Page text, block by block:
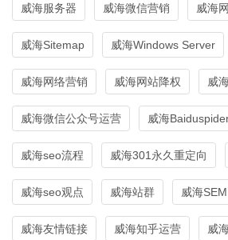
威海服务器 威海微信营销 威海
威海Sitemap 威海Windows Server
威海网络营销 威海网站降权 威
威海微信公众号运营 威海
威海seo流程 威海301永久重定向
威海seo观点 威海站群 威海SEM
威海友情链接 威海知乎运营 威